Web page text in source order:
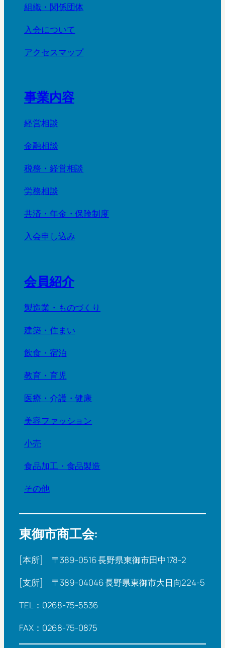
組織・関係団体
入会について
アクセスマップ
事業内容
経営相談
金融相談
税務・経営相談
労務相談
共済・年金・保険制度
入会申し込み
会員紹介
製造業・ものづくり
建築・住まい
飲食・宿泊
教育・育児
医療・介護・健康
美容ファッション
小売
食品加工・食品製造
その他
東御市商工会:
[本所] 〒389-0516 長野県東御市田中178-2
[支所] 〒389-04046 長野県東御市大日向224-5
TEL：0268-75-5536
FAX：0268-75-0875